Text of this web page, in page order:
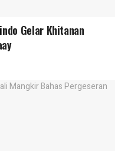
Gelar Khitanan